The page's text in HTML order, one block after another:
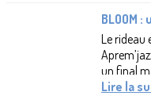
Le rideau
un final
Lire la